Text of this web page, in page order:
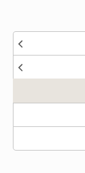
Nenhum dos